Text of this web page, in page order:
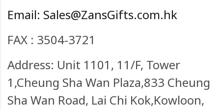
Email: Sales@ZansGifts.com.hk
FAX : 3504-3721
Address: Unit 1101, 11/F, Tower
1,Cheung Sha Wan Plaza,833 Cheung
Sha Wan Road, Lai Chi Kok,Kowloon,